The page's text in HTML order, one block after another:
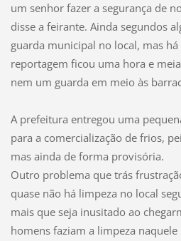
um senhor fazer a segurança de
disse a feirante. Ainda segundos
guarda municipal no local, mas há
reportagem ficou uma hora e
nem um guarda em meio às
A prefeitura entregou uma
para a comercialização de frios,
mas ainda de forma provisória.
Outro problema que trás
quase não há limpeza no local
mais que seja inusitado ao
homens faziam a limpeza